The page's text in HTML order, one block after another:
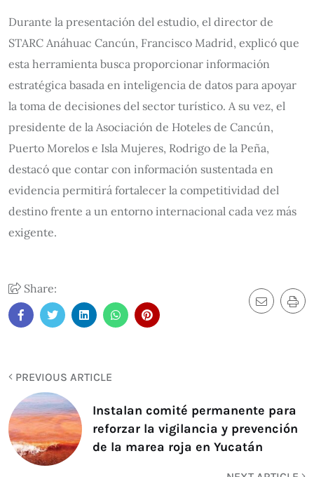
Durante la presentación del estudio, el director de
STARC Anáhuac Cancún, Francisco Madrid, explicó que
esta herramienta busca proporcionar información
estratégica basada en inteligencia de datos para apoyar
la toma de decisiones del sector turístico. A su vez, el
presidente de la Asociación de Hoteles de Cancún,
Puerto Morelos e Isla Mujeres, Rodrigo de la Peña,
destacó que contar con información sustentada en
evidencia permitirá fortalecer la competitividad del
destino frente a un entorno internacional cada vez más
exigente.
Share:
PREVIOUS ARTICLE
Instalan comité permanente para
reforzar la vigilancia y prevención
de la marea roja en Yucatán